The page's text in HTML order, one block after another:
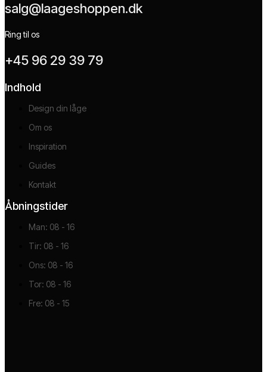
salg@laageshoppen.dk
Ring til os
+45 96 29 39 79
Indhold
Design din låge
Om os
Inspiration
Guides
Kontakt
Åbningstider
Man: 08 - 16
Tir: 08 - 16
Ons: 08 - 16
Tor: 08 - 16
Fre: 08 - 15